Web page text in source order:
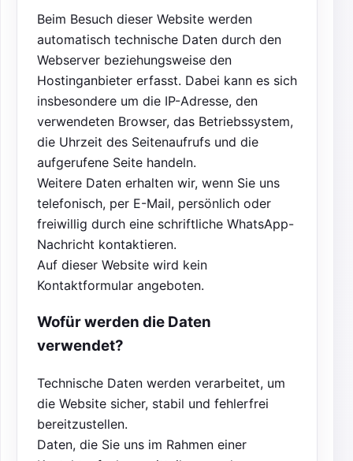
Beim Besuch dieser Website werden
automatisch technische Daten durch den
Webserver beziehungsweise den
Hostinganbieter erfasst. Dabei kann es sich
insbesondere um die IP-Adresse, den
verwendeten Browser, das Betriebssystem,
die Uhrzeit des Seitenaufrufs und die
aufgerufene Seite handeln.
Weitere Daten erhalten wir, wenn Sie uns
telefonisch, per E-Mail, persönlich oder
freiwillig durch eine schriftliche WhatsApp-
Nachricht kontaktieren.
Auf dieser Website wird kein
Kontaktformular angeboten.
Wofür werden die Daten
verwendet?
Technische Daten werden verarbeitet, um
die Website sicher, stabil und fehlerfrei
bereitzustellen.
Daten, die Sie uns im Rahmen einer